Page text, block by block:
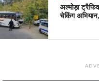
अल्मोड़ा
चेकिंग